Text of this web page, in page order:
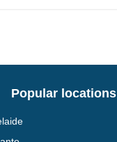
Popular locations